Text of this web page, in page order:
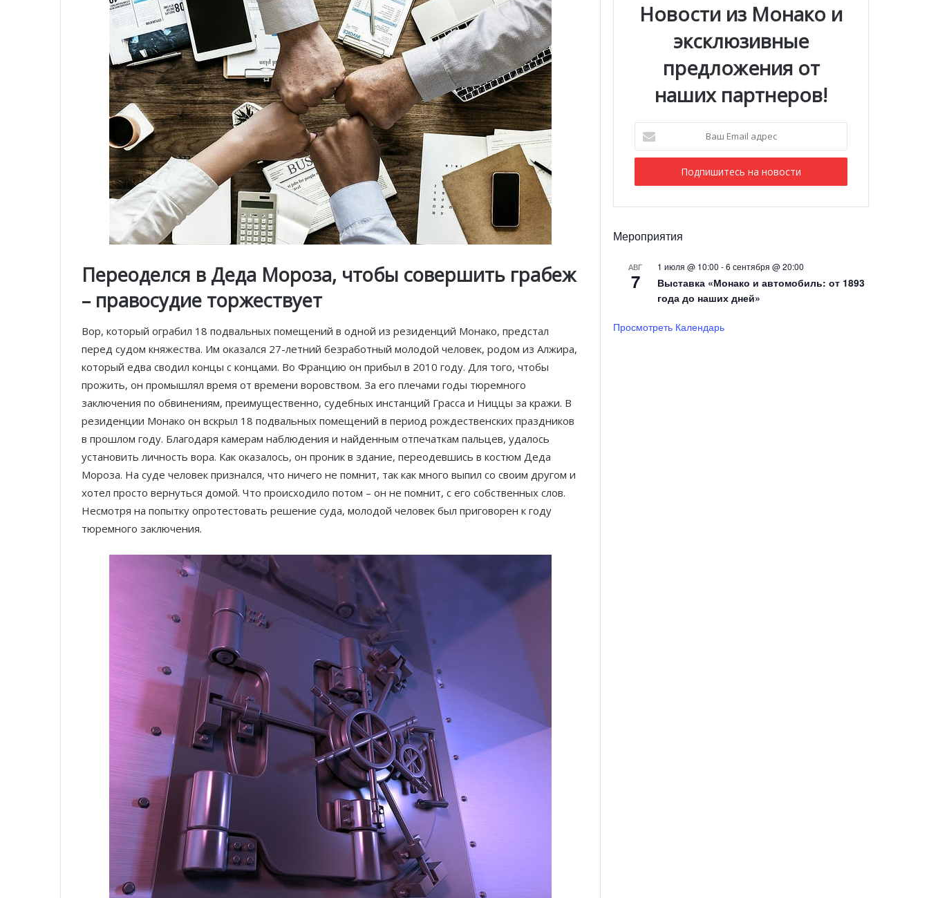
Переоделся в Деда Мороза, чтобы совершить грабеж
– правосудие торжествует
Вор, который ограбил 18 подвальных помещений в одной из резиденций Монако, предстал
перед судом княжества. Им оказался 27-летний безработный молодой человек, родом из Алжира,
который едва сводил концы с концами. Во Францию он прибыл в 2010 году. Для того, чтобы
прожить, он промышлял время от времени воровством. За его плечами годы тюремного
заключения по обвинениям, преимущественно, судебных инстанций Грасса и Ниццы за кражи. В
резиденции Монако он вскрыл 18 подвальных помещений в период рождественских праздников
в прошлом году. Благодаря камерам наблюдения и найденным отпечаткам пальцев, удалось
установить личность вора. Как оказалось, он проник в здание, переодевшись в костюм Деда
Мороза. На суде человек признался, что ничего не помнит, так как много выпил со своим другом и
хотел просто вернуться домой. Что происходило потом – он не помнит, с его собственных слов.
Несмотря на попытку опротестовать решение суда, молодой человек был приговорен к году
тюремного заключения.
Проявит ли суд милосердие с
учётом covid и особых
обстоятельств?
Автомобильные погони,
огнестрельное оружие: суд Монако
не сидит без дела
Миллионы наследства,
увеселительная поездка и срочная
операция: испытание мудрости для
судей
Новости из Монако и
эксклюзивные
предложения от
наших партнеров!
Email
адрес
Мероприятия
АВГ
7
1 июля @ 10:00 -6 сентября @ 20:00
Выставка «Монако и автомобиль: от 1893
года до наших дней»
Просмотреть Календарь